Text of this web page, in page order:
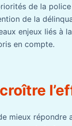
de la
de la
enjeux liés à
en compte.
mieux répondre